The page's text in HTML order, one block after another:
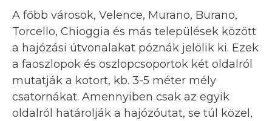
A főbb városok, Velence, Murano, Burano,
Torcello, Chioggia és más települések között
a hajózási útvonalakat póznák jelölik ki. Ezek
a faoszlopok és oszlopcsoportok két oldalról
mutatják a kotort, kb. 3-5 méter mély
csatornákat. Amennyiben csak az egyik
oldalról határolják a hajózóutat, se túl közel,